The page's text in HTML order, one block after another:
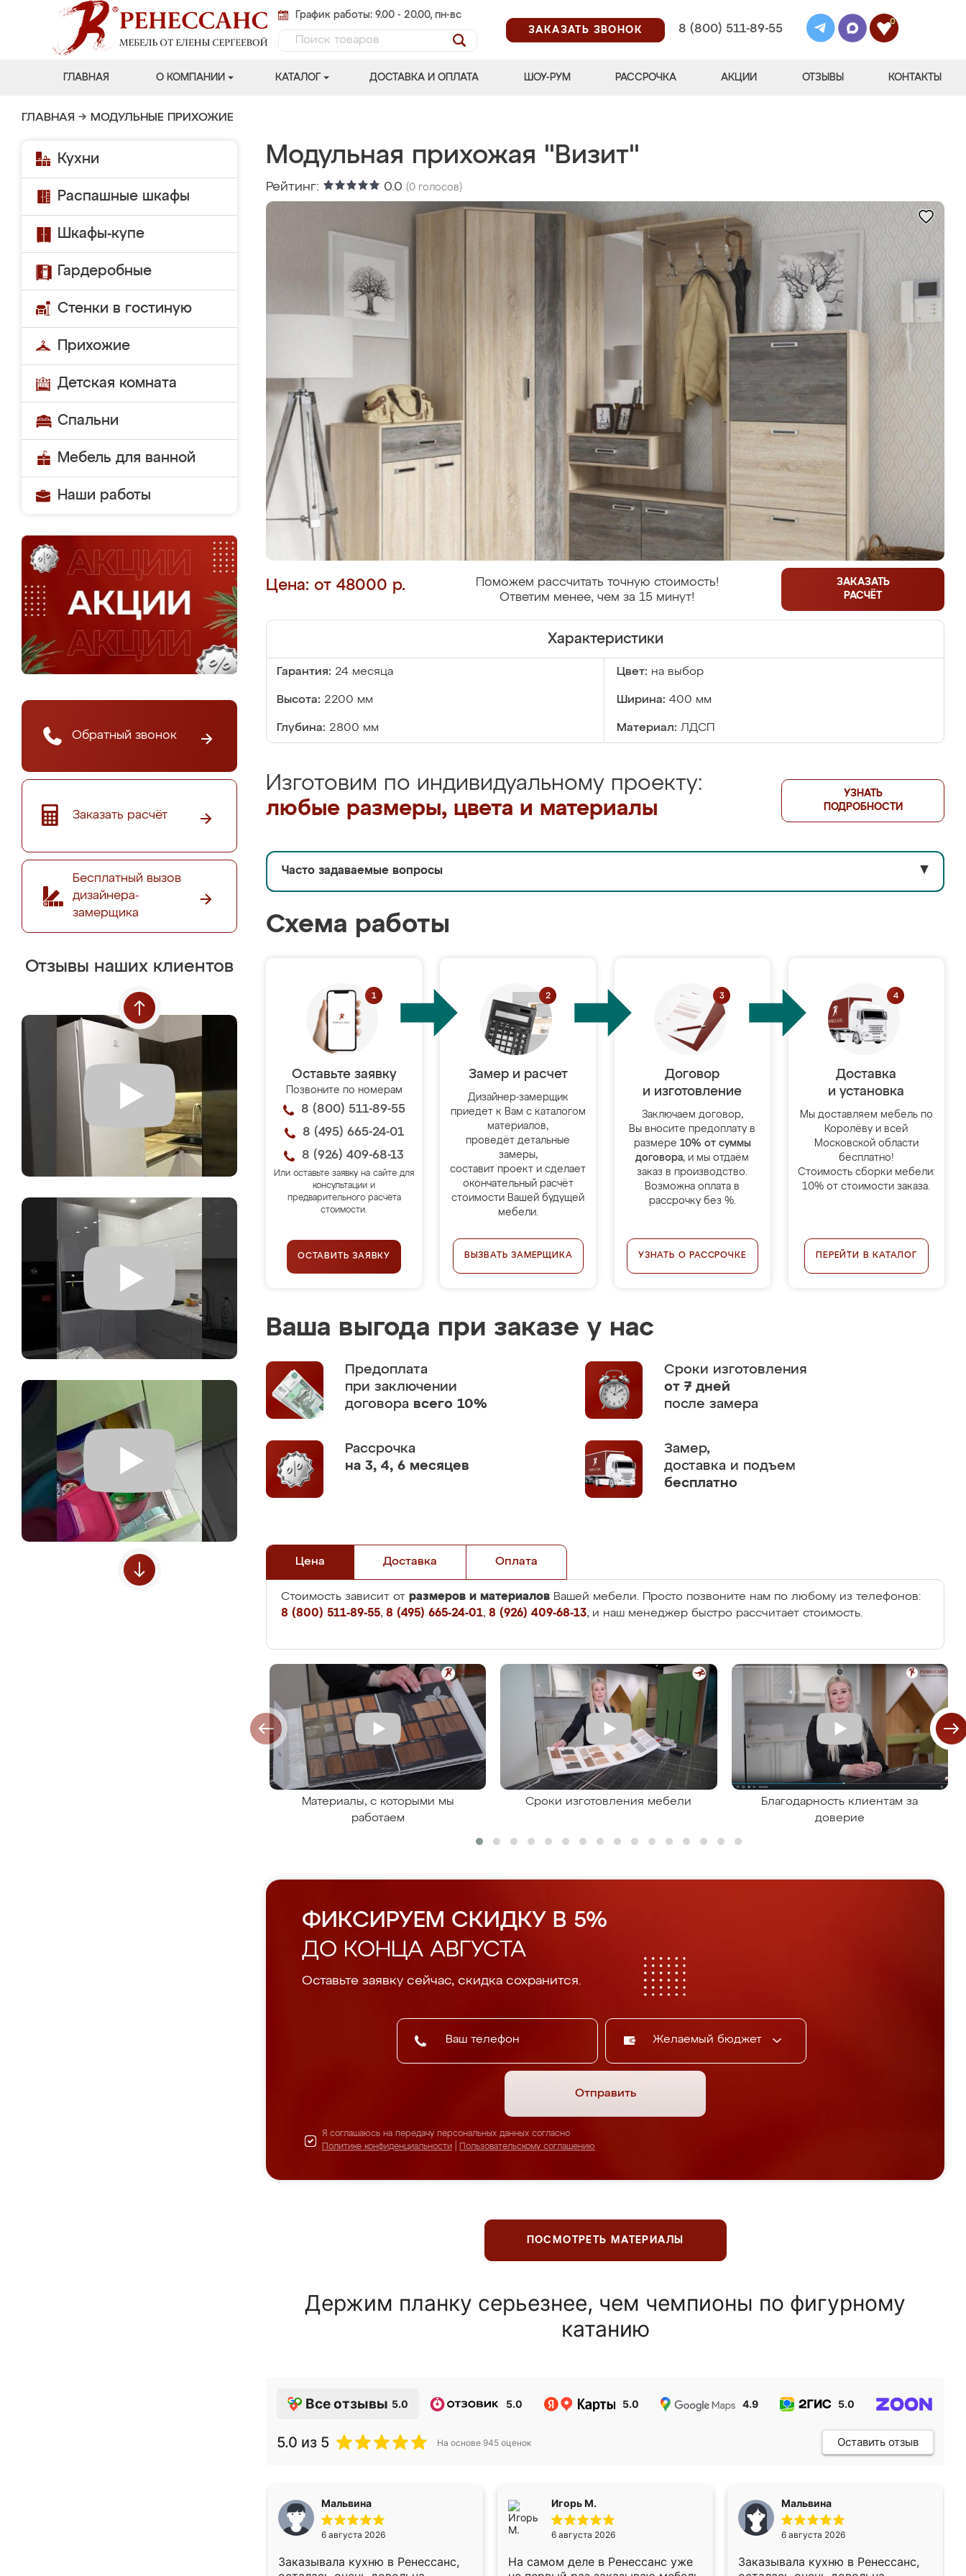
График работы: 9.00 - 20.00, пн-вс
ЗАКАЗАТЬ ЗВОНОК
8 (800) 511-89-55
0
ГЛАВНАЯ О КОМПАНИИ КАТАЛОГ ДОСТАВКА И ОПЛАТА ШОУ-РУМ РАССРОЧКА АКЦИИ ОТЗЫВЫ КОНТАКТЫ
ГЛАВНАЯ → МОДУЛЬНЫЕ ПРИХОЖИЕ
Кухни
Распашные шкафы
Шкафы-купе
Гардеробные
Стенки в гостиную
Прихожие
Детская комната
Спальни
Мебель для ванной
Наши работы
Обратный звонок
Заказать расчёт
Бесплатный вызов
дизайнера-
замерщика
Отзывы наших клиентов
Модульная прихожая "Визит"
Рейтинг: 0.0 (0 голосов)
Цена: от 48000 р.
Поможем рассчитать точную стоимость!
Ответим менее, чем за 15 минут!
ЗАКАЗАТЬ
РАСЧЁТ
Характеристики
Гарантия: 24 месяца Цвет: на выбор
Высота: 2200 мм Ширина: 400 мм
Глубина: 2800 мм Материал: ЛДСП
Изготовим по индивидуальному проекту:
любые размеры, цвета и материалы
УЗНАТЬ
ПОДРОБНОСТИ
Часто задаваемые вопросы ▼
Схема работы
Оставьте заявку
Позвоните по номерам
8 (800) 511-89-55
8 (495) 665-24-01
8 (926) 409-68-13
Или оставьте заявку на сайте для
консультации и
предварительного расчёта
стоимости.
ОСТАВИТЬ ЗАЯВКУ
Замер и расчет
Дизайнер-замерщик
приедет к Вам с каталогом
материалов,
проведёт детальные
замеры,
составит проект и сделает
окончательный расчёт
стоимости Вашей будущей
мебели.
ВЫЗВАТЬ ЗАМЕРЩИКА
Договор
и изготовление
Заключаем договор,
Вы вносите предоплату в
размере 10% от суммы
договора, и мы отдаём
заказ в производство.
Возможна оплата в
рассрочку без %.
УЗНАТЬ О РАССРОЧКЕ
Доставка
и установка
Мы доставляем мебель по
Королёву и всей
Московской области
бесплатно!
Стоимость сборки мебели:
10% от стоимости заказа.
ПЕРЕЙТИ В КАТАЛОГ
Ваша выгода при заказе у нас
Предоплата
при заключении
договора всего 10%
Сроки изготовления
от 7 дней
после замера
Рассрочка
на 3, 4, 6 месяцев
Замер,
доставка и подъем
бесплатно
Цена Доставка Оплата
Стоимость зависит от размеров и материалов Вашей мебели. Просто позвоните нам по любому из телефонов:
8 (800) 511-89-55, 8 (495) 665-24-01, 8 (926) 409-68-13, и наш менеджер быстро рассчитает стоимость.
Материалы, с которыми мы
работаем
Сроки изготовления мебели
Благодарность клиентам за
доверие
ФИКСИРУЕМ СКИДКУ В 5%
ДО КОНЦА АВГУСТА
Оставьте заявку сейчас, скидка сохранится.
Желаемый бюджет
Отправить
Я соглашаюсь на передачу персональных данных согласно
Политике конфиденциальности
Пользовательскому соглашению
ПОСМОТРЕТЬ МАТЕРИАЛЫ
Держим планку серьезнее, чем чемпионы по фигурному
катанию
Все отзывы 5.0 5.0 5.0 4.9 5.0
5.0 из 5 На основе 945 оценок Оставить отзыв
Мальвина
6 августа 2026
Заказывала кухню в Ренессанс,
Игорь М.
6 августа 2026
На самом деле в Ренессанс уже
Мальвина
6 августа 2026
Заказывала кухню в Ренессанс,